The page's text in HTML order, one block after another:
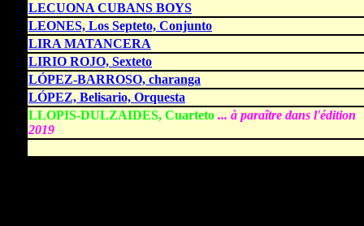
LECUONA CUBANS BOYS
LEONES, Los Septeto, Conjunto
LIRA MATANCERA
LIRIO ROJO, Sexteto
LÓPEZ-BARROSO, charanga
LÓPEZ, Belisario, Orquesta
LLOPIS-DULZAIDES, Cuarteto ... à paraître dans l'édition
2019